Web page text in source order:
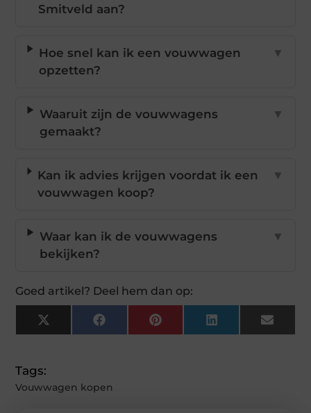
Smitveld aan?
Hoe snel kan ik een vouwwagen
opzetten?
▼
Waaruit zijn de vouwwagens
gemaakt?
▼
Kan ik advies krijgen voordat ik een
vouwwagen koop?
▼
Waar kan ik de vouwwagens
bekijken?
▼
Goed artikel? Deel hem dan op:
X
(Twitter)
FacebookPinterestLinkedInEmail
Tags:
Vouwwagen kopen